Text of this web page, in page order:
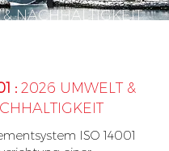
NACHHALTIGKEIT
: 2026 UMWELT &
ISO 14001